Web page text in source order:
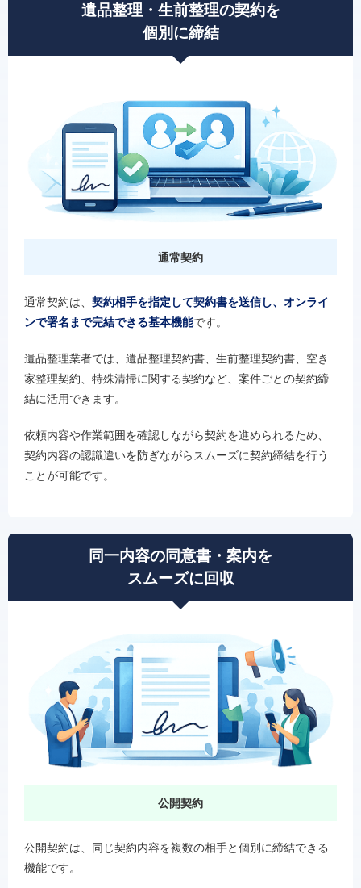
遺品整理・生前整理の契約を
個別に締結
通常契約
通常契約は、 契約相手を指定して契約書を送信し、オンライ
ンで署名まで完結できる基本機能です。
遺品整理業者では、遺品整理契約書、生前整理契約書、空き
家整理契約、特殊清掃に関する契約など、案件ごとの契約締
結に活用できます。
依頼内容や作業範囲を確認しながら契約を進められるため、
契約内容の認識違いを防ぎながらスムーズに契約締結を行う
ことが可能です。
同一内容の同意書・案内を
スムーズに回収
公開契約
公開契約は、同じ契約内容を複数の相手と個別に締結できる
機能です。